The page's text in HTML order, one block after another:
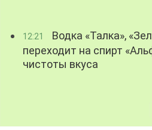
12:21
Водка «Талка»,
переходит на спирт
чистоты вкуса